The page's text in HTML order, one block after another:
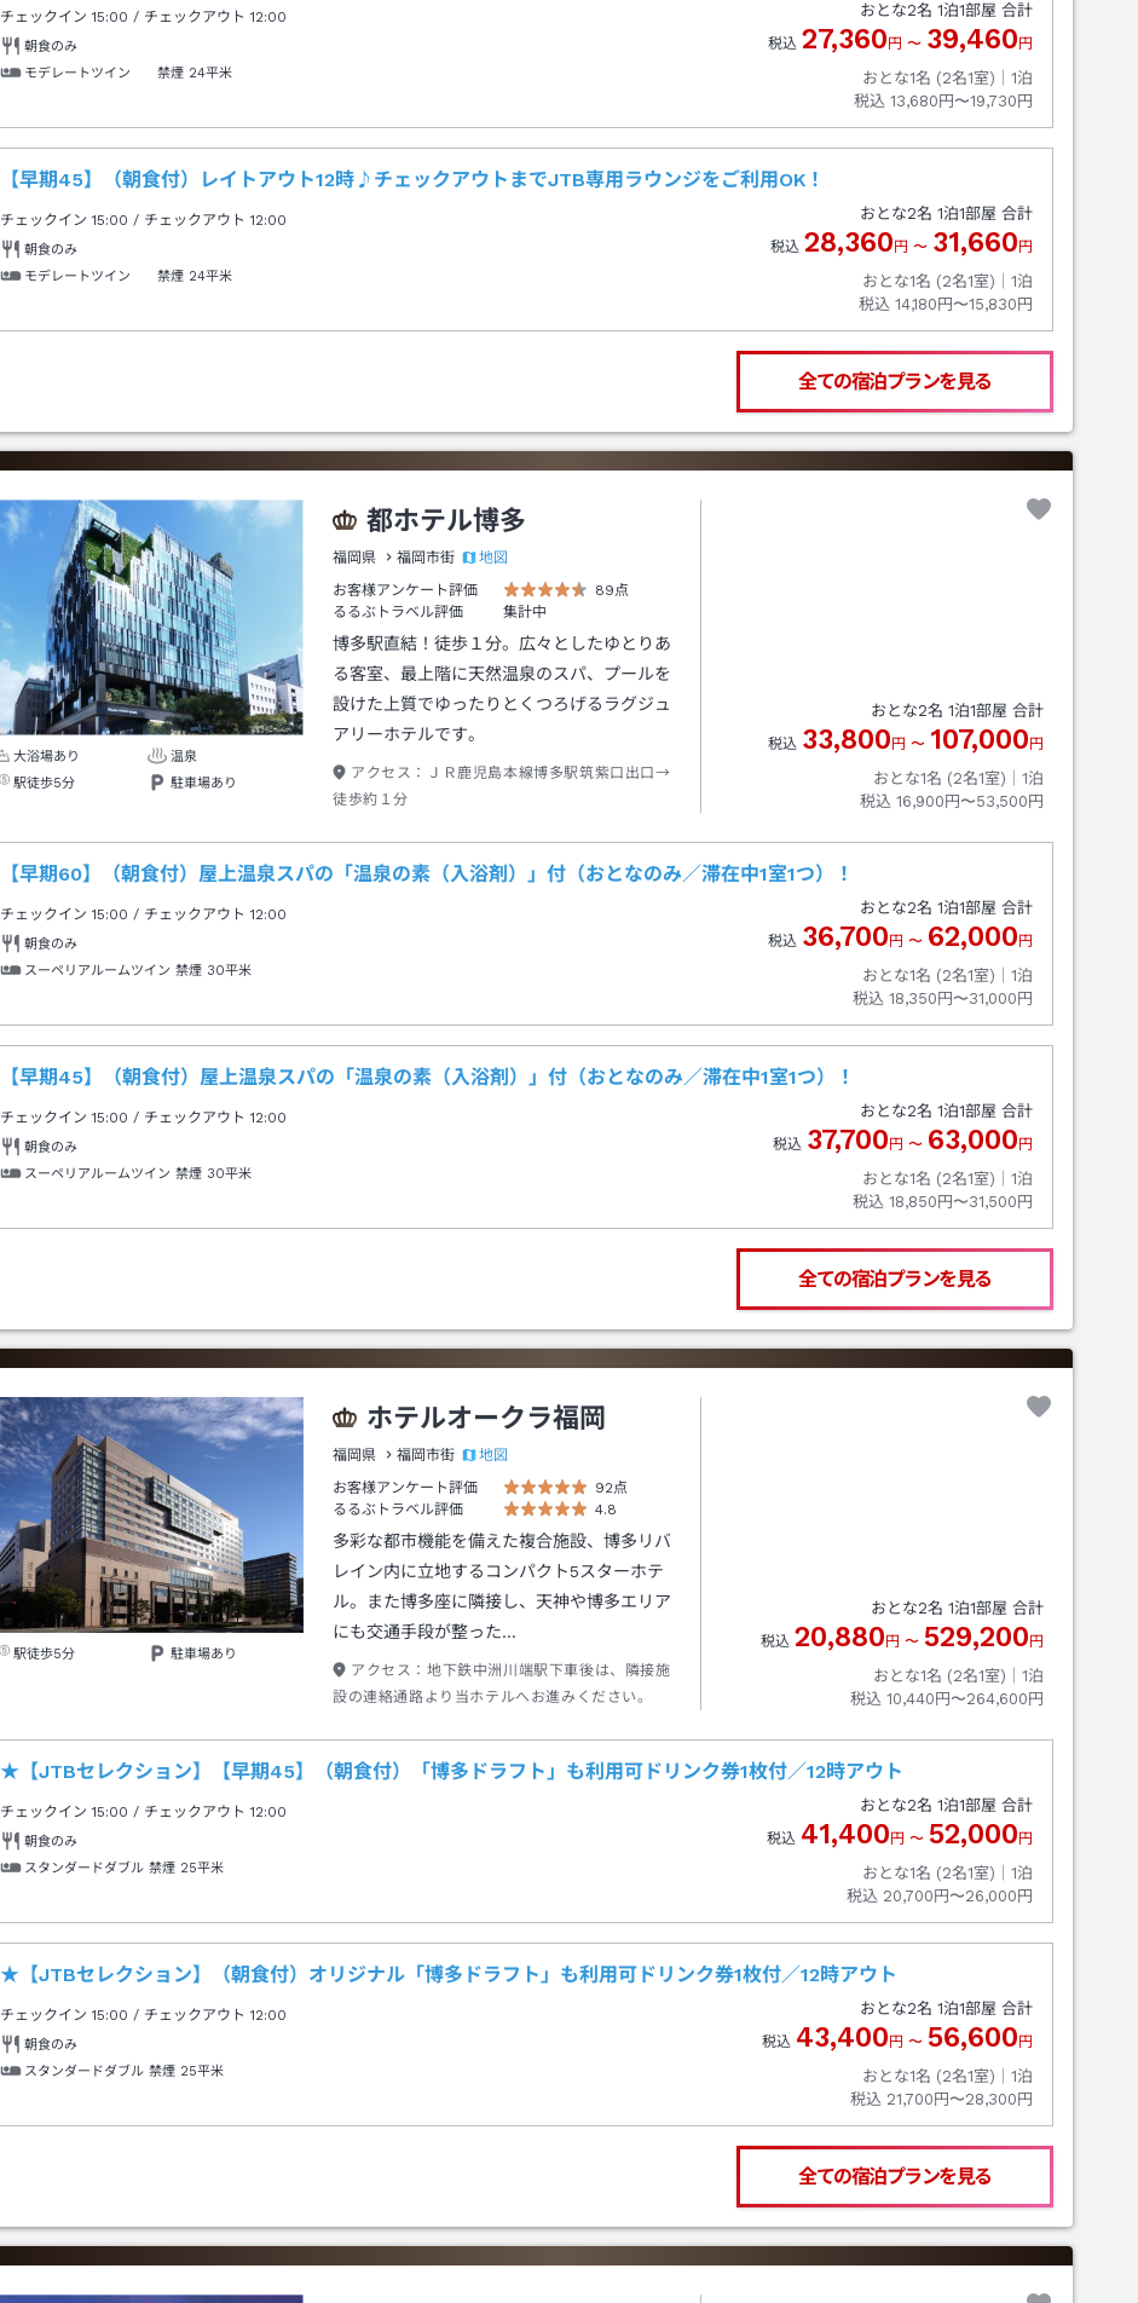
チェックイン15:00 / チェックアウト 12:00
朝食のみ
モデレートツイン 禁煙 24平米
おとな2名 1泊1部屋 合計
税込 27,360 円 〜 39,460 円
おとな1名 (2名1室)｜ 1泊
税込 13,680円〜19,730円
【早期45】（朝食付）レイトアウト12時♪チェックアウトまでJTB専用ラウンジをご利用OK！
チェックイン15:00 / チェックアウト 12:00
朝食のみ
モデレートツイン 禁煙 24平米
おとな2名 1泊1部屋 合計
税込 28,360 円 〜 31,660 円
おとな1名 (2名1室)｜ 1泊
税込 14,180円〜15,830円
全ての宿泊プランを見る
大浴場あり
温泉
駅徒歩5分
駐車場あり
都ホテル博多
福岡県 福岡市街
地図
お客様アンケート評価
89点
るるぶトラベル評価
集計中
博多駅直結！徒歩１分。広々としたゆとりあ
る客室、最上階に天然温泉のスパ、プールを
設けた上質でゆったりとくつろげるラグジュ
アリーホテルです。
アクセス：
ＪＲ鹿児島本線博多駅筑紫口出口→
徒歩約１分
おとな2名 1泊1部屋 合計
税込 33,800 円 〜 107,000 円
おとな1名 (2名1室)｜ 1泊
税込 16,900円〜53,500円
【早期60】（朝食付）屋上温泉スパの「温泉の素（入浴剤）」付（おとなのみ／滞在中1室1つ）！
チェックイン15:00 / チェックアウト 12:00
朝食のみ
スーペリアルームツイン 禁煙 30平米
おとな2名 1泊1部屋 合計
税込 36,700 円 〜 62,000 円
おとな1名 (2名1室)｜ 1泊
税込 18,350円〜31,000円
【早期45】（朝食付）屋上温泉スパの「温泉の素（入浴剤）」付（おとなのみ／滞在中1室1つ）！
チェックイン15:00 / チェックアウト 12:00
朝食のみ
スーペリアルームツイン 禁煙 30平米
おとな2名 1泊1部屋 合計
税込 37,700 円 〜 63,000 円
おとな1名 (2名1室)｜ 1泊
税込 18,850円〜31,500円
全ての宿泊プランを見る
駅徒歩5分 駐車場あり
ホテルオークラ福岡
福岡県 福岡市街
地図
お客様アンケート評価
92点
るるぶトラベル評価
4.8
多彩な都市機能を備えた複合施設、博多リバ
レイン内に立地するコンパクト5スターホテ
ル。また博多座に隣接し、天神や博多エリア
にも交通手段が整った…
アクセス： 地下鉄中洲川端駅下車後は、隣接施
設の連絡通路より当ホテルへお進みください。
おとな2名 1泊1部屋 合計
税込 20,880 円 〜 529,200 円
おとな1名 (2名1室)｜ 1泊
税込 10,440円〜264,600円
★【JTBセレクション】【早期45】（朝食付）「博多ドラフト」も利用可ドリンク券1枚付／12時アウト
チェックイン15:00 / チェックアウト 12:00
朝食のみ
スタンダードダブル 禁煙 25平米
おとな2名 1泊1部屋 合計
税込 41,400 円 〜 52,000 円
おとな1名 (2名1室)｜ 1泊
税込 20,700円〜26,000円
★【JTBセレクション】（朝食付）オリジナル「博多ドラフト」も利用可ドリンク券1枚付／12時アウト
チェックイン15:00 / チェックアウト 12:00
朝食のみ
スタンダードダブル 禁煙 25平米
おとな2名 1泊1部屋 合計
税込 43,400 円 〜 56,600 円
おとな1名 (2名1室)｜ 1泊
税込 21,700円〜28,300円
全ての宿泊プランを見る